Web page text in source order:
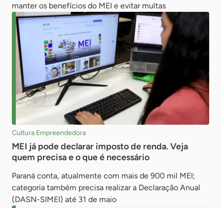
manter os benefícios do MEI e evitar multas
Cultura Empreendedora
MEI já pode declarar imposto de renda. Veja
quem precisa e o que é necessário
Paraná conta, atualmente com mais de 900 mil MEI;
categoria também precisa realizar a Declaração Anual
(DASN-SIMEI) até 31 de maio